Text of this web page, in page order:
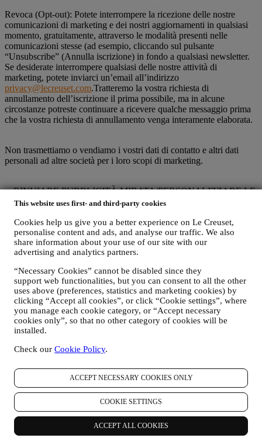
This website uses first- and third-party cookies
Cookies help us give you a better experience on Le Creuset,
personalise content and ads, and analyse our traffic. We also
share information about your use of our site with our
advertising and analytics partners.
“Necessary Cookies” cannot be disabled since they
support web functionalities, but you can consent to all the other
uses above (preferences, statistics and marketing cookies) by
clicking “Accept all cookies”, or click “Cookie settings”, where
you manage each cookie category, or “Accept necessary
cookies only”, so that no other category of cookies will be
installed.
Check our Cookie Policy.
ACCEPT NECESSARY COOKIES ONLY
COOKIE SETTINGS
ACCEPT ALL COOKIES
Revoca (Opt-out): Potete interrompere la ricezione delle nostre
comunicazioni di marketing e dei nostri aggiornamenti in qualsiasi
momento, gratuitamente, attraverso le modalità presenti nelle
comunicazioni stesse (ad esempio, cliccando sul pulsante
“Unsubscribe” (Annulla iscrizione) in fondo a qualsiasi newsletter.
Se desiderate interrompere qualsiasi delle nostre attività di
marketing, potete inviarci un’email all’indirizzo
privacy@lecreuset.com.Tratteremo la vostra richiesta di
annullamento dell’iscrizione il prima possibile, ma in alcune
circostanze potreste continuare a ricevere qualche messaggio prima
che la vostra richiesta di annullamento venga interamente elaborata.
Non trasmettiamo o vendiamo i vostri dati di contatto e altri dati
personali ad altre società per i loro scopi di marketing.
v. RINVIARE PUBBLICITÀ MIRATA/PERSONALIZZARE LE
NOSTRE OFFERTE E MIGLIORARE L’ESPERIENZA DEL
È nostra intenzione utilizzare i vostri dati per adattare i nostri servizi
e le nostre offerte alle vostre esigenze e preferenze allo scopo di
fornirvi un’esperienza consumatore Le Creuset personalizzata.
Svolgere questa attività analizzando le vostre abitudini o interessi, ad
noi sui social media, quali pagine del nostro sito visitate, quali
contenuti delle nostre offerte leggete, ecc. A tal fine ci serviremo
principalmente di cookie e tecnologie simili (compresi i pixel di
tracciamento nelle e-mail), anche in combinazione con i vostri dati e
le vostre preferenze raccolte una volta che vi siete iscritti alle nostre
comunicazioni di marketing personalizzate. Utilizzeremo tali
l’accesso a contenuti specifici, personalizzare i contenuti o le offerte
comunicazioni di marketing, per inviarvi messaggi pertinenti che
pensiamo possano essere rilevanti alle vostre aree di interesse. Non
sono contemplate altre finalità.
L’uso dei cookie è soggetto al vostro consenso. Se non desiderate
che tali informazioni vengano utilizzate per fornirvi annunci,
contenuti o messaggi basati sugli interessi, potete limitare l’utilizzo
delle informazioni riguardo alle vostre azioni online gestendo